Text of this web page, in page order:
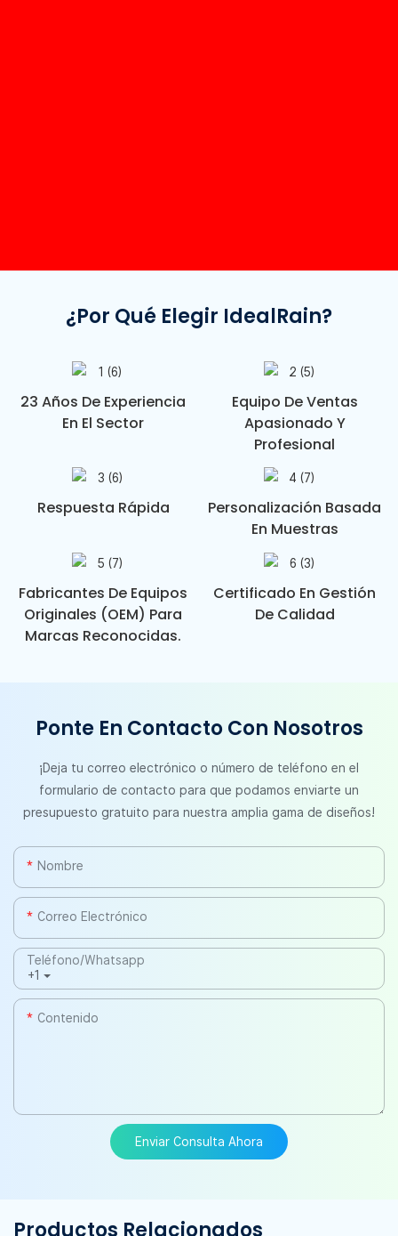
¿Por Qué Elegir IdealRain?
23 Años De Experiencia
En El Sector
Equipo De Ventas
Apasionado Y
Profesional
Respuesta Rápida
Personalización Basada
En Muestras
Fabricantes De Equipos
Originales (OEM) Para
Marcas Reconocidas.
Certificado En Gestión
De Calidad
Ponte En Contacto Con Nosotros
¡Deja tu correo electrónico o número de teléfono en el
formulario de contacto para que podamos enviarte un
presupuesto gratuito para nuestra amplia gama de diseños!
Nombre
Correo Electrónico
+1
Teléfono/whatsapp
Contenido
Enviar Consulta Ahora
Productos Relacionados